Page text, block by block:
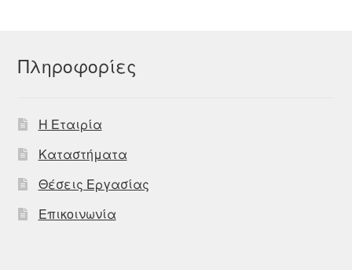
Πληροφορίες
Η Εταιρία
Καταστήματα
Θέσεις Εργασίας
Επικοινωνία